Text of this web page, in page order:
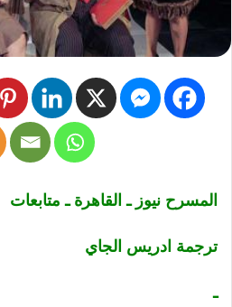
المسرح نيوز ـ القاهرة ـ متابعات
ترجمة ادريس الجاي
ـ